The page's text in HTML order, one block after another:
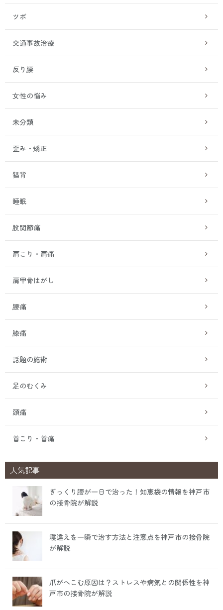
ツボ
交通事故治療
反り腰
女性の悩み
未分類
歪み・矯正
猫背
睡眠
股関節痛
肩こり・肩痛
肩甲骨はがし
腰痛
膝痛
話題の施術
足のむくみ
頭痛
首こり・首痛
人気記事
ぎっくり腰が一日で治った！知恵袋の情報を神戸市
の接骨院が解説
寝違えを一瞬で治す方法と注意点を神戸市の接骨院
が解説
爪がへこむ原因は？ストレスや病気との関係性を神
戸市の接骨院が解説